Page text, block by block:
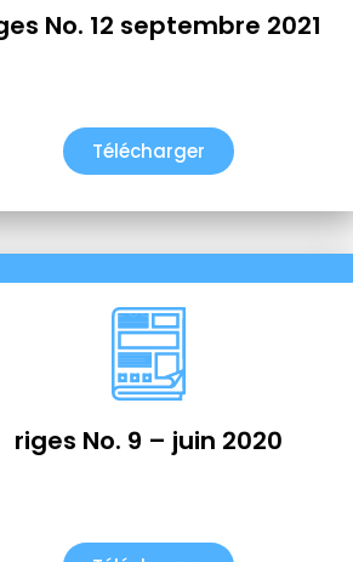
No. 12 septembre 2021
Télécharger
riges No. 9 – juin 2020